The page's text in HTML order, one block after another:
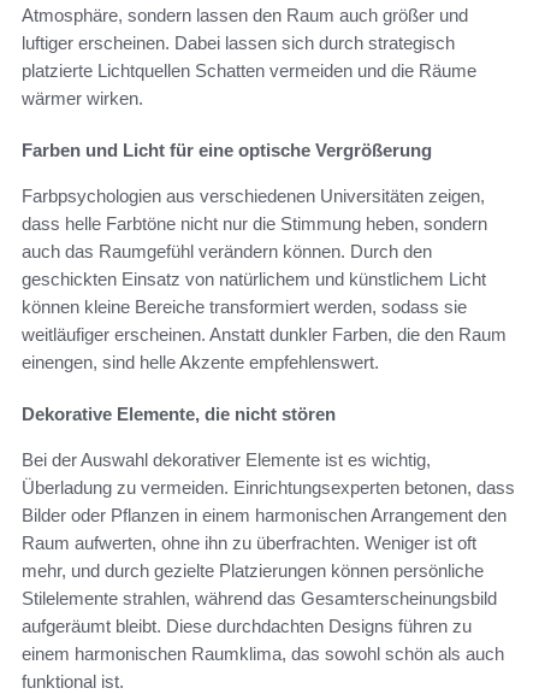
Atmosphäre, sondern lassen den Raum auch größer und
luftiger erscheinen. Dabei lassen sich durch strategisch
platzierte Lichtquellen Schatten vermeiden und die Räume
wärmer wirken.
Farben und Licht für eine optische Vergrößerung
Farbpsychologien aus verschiedenen Universitäten zeigen,
dass helle Farbtöne nicht nur die Stimmung heben, sondern
auch das Raumgefühl verändern können. Durch den
geschickten Einsatz von natürlichem und künstlichem Licht
können kleine Bereiche transformiert werden, sodass sie
weitläufiger erscheinen. Anstatt dunkler Farben, die den Raum
einengen, sind helle Akzente empfehlenswert.
Dekorative Elemente, die nicht stören
Bei der Auswahl dekorativer Elemente ist es wichtig,
Überladung zu vermeiden. Einrichtungsexperten betonen, dass
Bilder oder Pflanzen in einem harmonischen Arrangement den
Raum aufwerten, ohne ihn zu überfrachten. Weniger ist oft
mehr, und durch gezielte Platzierungen können persönliche
Stilelemente strahlen, während das Gesamterscheinungsbild
aufgeräumt bleibt. Diese durchdachten Designs führen zu
einem harmonischen Raumklima, das sowohl schön als auch
funktional ist.